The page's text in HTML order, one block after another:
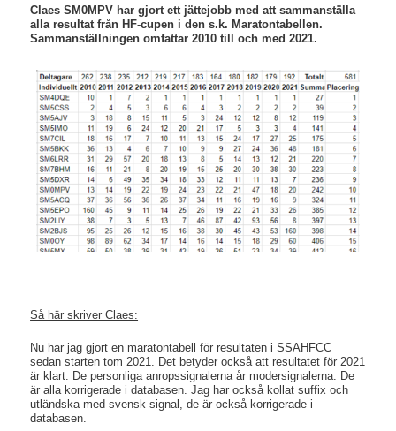
Claes SM0MPV har gjort ett jättejobb med att sammanställa
alla resultat från HF-cupen i den s.k. Maratontabellen.
Sammanställningen omfattar 2010 till och med 2021.
Så här skriver Claes:
Nu har jag gjort en maratontabell för resultaten i SSAHFCC
sedan starten tom 2021. Det betyder också att resultatet för 2021
är klart. De personliga anropssignalerna år modersignalerna. De
är alla korrigerade i databasen. Jag har också kollat suffix och
utländska med svensk signal, de är också korrigerade i
databasen.